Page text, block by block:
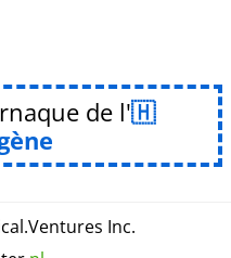
de l'
.Ventures Inc.